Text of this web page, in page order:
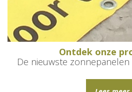
Ontdek onze
De nieuwste